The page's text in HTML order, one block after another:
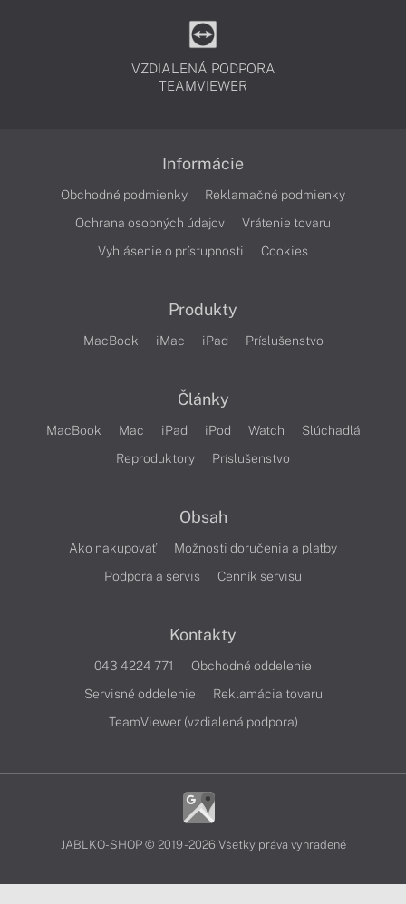
VZDIALENÁ PODPORA
TEAMVIEWER
Informácie
Obchodné podmienky
Reklamačné podmienky
Ochrana osobných údajov
Vrátenie tovaru
Vyhlásenie o prístupnosti
Cookies
Produkty
MacBook iMac iPad Príslušenstvo
Články
MacBook Mac iPad iPod Watch
Slúchadlá
Reproduktory
Príslušenstvo
Obsah
Ako nakupovať
Možnosti doručenia a platby
Podpora a servis
Cenník servisu
Kontakty
043 4224 771
Obchodné oddelenie
Servisné oddelenie
Reklamácia tovaru
TeamViewer (vzdialená podpora)
JABLKO-SHOP © 2019 - 2026 Všetky práva vyhradené